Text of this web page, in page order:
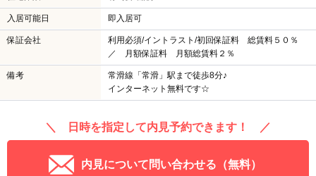
入居可能日 即入居可
保証会社
利用必須/イントラスト/初回保証料 総賃料５０％
／ 月額保証料 月額総賃料２％
備考
常滑線「常滑」駅まで徒歩8分♪
インターネット無料です☆
＼ 日時を指定して内見予約できます！ ／
内見について問い合わせる（無料）